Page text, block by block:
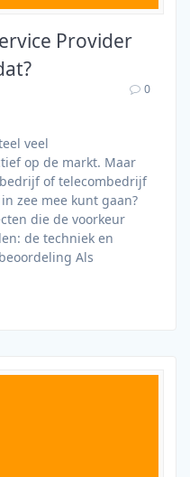
Provider
0
veel
op de markt. Maar
of telecombedrijf
zee mee kunt gaan?
die de voorkeur
de techniek en
Als